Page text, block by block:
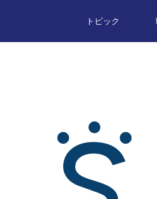
トピック